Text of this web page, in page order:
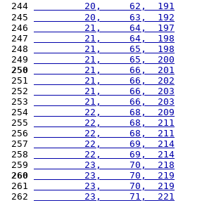
244
         20,     62,  191
245
         20,     63,  192
246
         21,     64,  197
247
         21,     64,  198
248
         21,     65,  198
249
         21,     65,  200
250
         21,     66,  201
251
         21,     66,  202
252
         21,     66,  203
253
         21,     66,  203
254
         22,     68,  209
255
         22,     68,  211
256
         22,     68,  211
257
         22,     69,  214
258
         22,     69,  214
259
         23,     70,  218
260
         23,     70,  219
261
         23,     70,  219
262
         23,     71,  221